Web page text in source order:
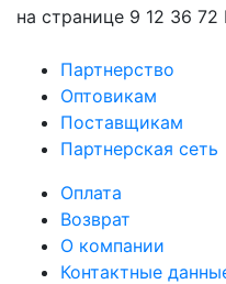
на странице 9 12 36 72
Партнерство
Оптовикам
Поставщикам
Партнерская сеть
Оплата
Возврат
О компании
Контактные